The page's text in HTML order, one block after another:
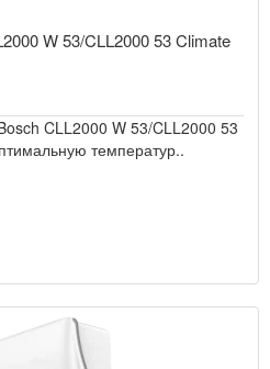
W 53/CLL2000 53 Climate
CLL2000 W 53/CLL2000 53
температур..